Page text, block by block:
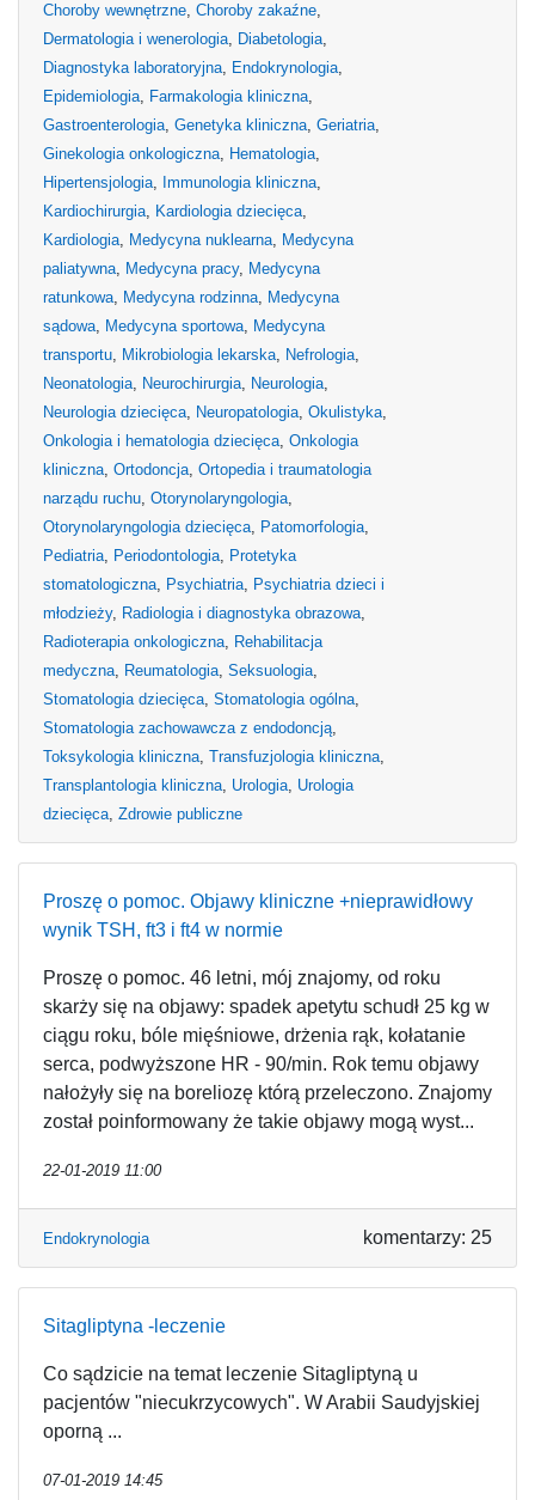
Choroby wewnętrzne, Choroby zakaźne,
Dermatologia i wenerologia, Diabetologia,
Diagnostyka laboratoryjna, Endokrynologia,
Epidemiologia, Farmakologia kliniczna,
Gastroenterologia, Genetyka kliniczna, Geriatria,
Ginekologia onkologiczna, Hematologia,
Hipertensjologia, Immunologia kliniczna,
Kardiochirurgia, Kardiologia dziecięca,
Kardiologia, Medycyna nuklearna, Medycyna
paliatywna, Medycyna pracy, Medycyna
ratunkowa, Medycyna rodzinna, Medycyna
sądowa, Medycyna sportowa, Medycyna
transportu, Mikrobiologia lekarska, Nefrologia,
Neonatologia, Neurochirurgia, Neurologia,
Neurologia dziecięca, Neuropatologia, Okulistyka,
Onkologia i hematologia dziecięca, Onkologia
kliniczna, Ortodoncja, Ortopedia i traumatologia
narządu ruchu, Otorynolaryngologia,
Otorynolaryngologia dziecięca, Patomorfologia,
Pediatria, Periodontologia, Protetyka
stomatologiczna, Psychiatria, Psychiatria dzieci i
młodzieży, Radiologia i diagnostyka obrazowa,
Radioterapia onkologiczna, Rehabilitacja
medyczna, Reumatologia, Seksuologia,
Stomatologia dziecięca, Stomatologia ogólna,
Stomatologia zachowawcza z endodoncją,
Toksykologia kliniczna, Transfuzjologia kliniczna,
Transplantologia kliniczna, Urologia, Urologia
dziecięca, Zdrowie publiczne
Proszę o pomoc. Objawy kliniczne +nieprawidłowy
wynik TSH, ft3 i ft4 w normie
Proszę o pomoc. 46 letni, mój znajomy, od roku
skarży się na objawy: spadek apetytu schudł 25 kg w
ciągu roku, bóle mięśniowe, drżenia rąk, kołatanie
serca, podwyższone HR - 90/min. Rok temu objawy
nałożyły się na boreliozę którą przeleczono. Znajomy
został poinformowany że takie objawy mogą wyst...
22-01-2019 11:00
Endokrynologia komentarzy: 25
Sitagliptyna -leczenie
Co sądzicie na temat leczenie Sitagliptyną u
pacjentów "niecukrzycowych". W Arabii Saudyjskiej
oporną ...
07-01-2019 14:45